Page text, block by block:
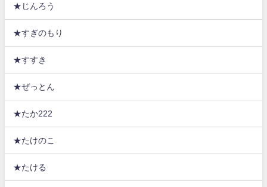
★じんろう
★すぎのもり
★すすき
★ぜっとん
★たか222
★たけのこ
★たける